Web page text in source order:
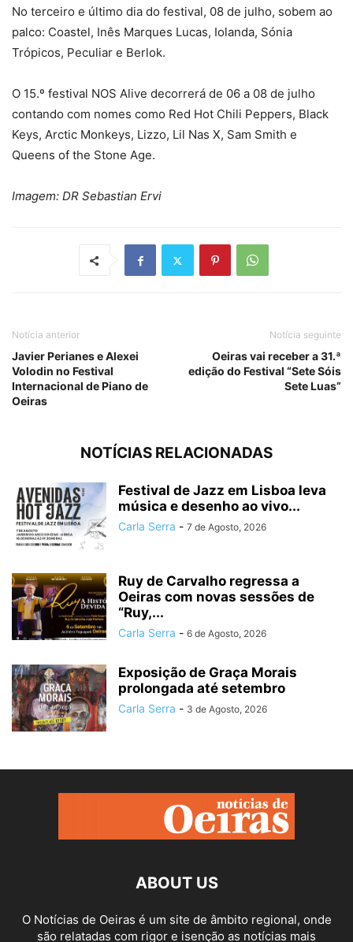
No terceiro e último dia do festival, 08 de julho, sobem ao
palco: Coastel, Inês Marques Lucas, Iolanda, Sónia
Trópicos, Peculiar e Berlok.
O 15.º festival NOS Alive decorrerá de 06 a 08 de julho
contando com nomes como Red Hot Chili Peppers, Black
Keys, Arctic Monkeys, Lizzo, Lil Nas X, Sam Smith e
Queens of the Stone Age.
Imagem: DR Sebastian Ervi
Notícia anterior
Javier Perianes e Alexei
Volodin no Festival
Internacional de Piano de
Oeiras
Notícia seguinte
Oeiras vai receber a 31.ª
edição do Festival “Sete Sóis
Sete Luas”
NOTÍCIAS RELACIONADAS
Festival de Jazz em Lisboa leva
música e desenho ao vivo...
Carla Serra - 7 de Agosto, 2026
Ruy de Carvalho regressa a
Oeiras com novas sessões de
“Ruy,...
Carla Serra - 6 de Agosto, 2026
Exposição de Graça Morais
prolongada até setembro
Carla Serra - 3 de Agosto, 2026
ABOUT US
O Notícias de Oeiras é um site de âmbito regional, onde
são relatadas com rigor e isenção as notícias mais